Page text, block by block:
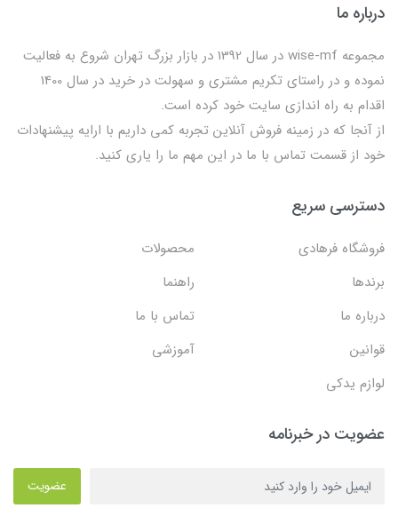
درباره ما
مجموعه wise-mf در سال 1392 در بازار بزرگ تهران شروع به فعالیت
نموده و در راستای تکریم مشتری و سهولت در خرید در سال 1400
اقدام به راه اندازی سایت خود کرده است.
از آنجا که در زمینه فروش آنلاین تجربه کمی داریم با ارایه پیشنهادات
خود از قسمت تماس با ما در این مهم ما را یاری کنید.
دسترسی سریع
فروشگاه فرهادی
محصولات
برندها
راهنما
درباره ما
تماس با ما
قوانین
آموزشی
لوازم یدکی
عضویت در خبرنامه
عضویت